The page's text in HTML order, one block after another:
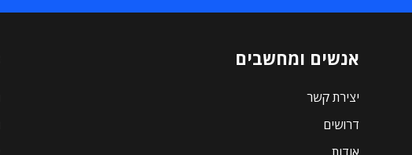
אנשים ומחשבים
יצירת קשר
דרושים